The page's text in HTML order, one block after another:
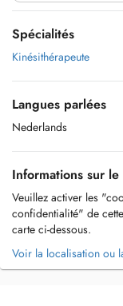
Spécialités
Kinésithérapeute
Langues parlées
Nederlands
Informations sur
Veuillez activer les
confidentialité" de
carte ci-dessous.
Voir la localisation ou